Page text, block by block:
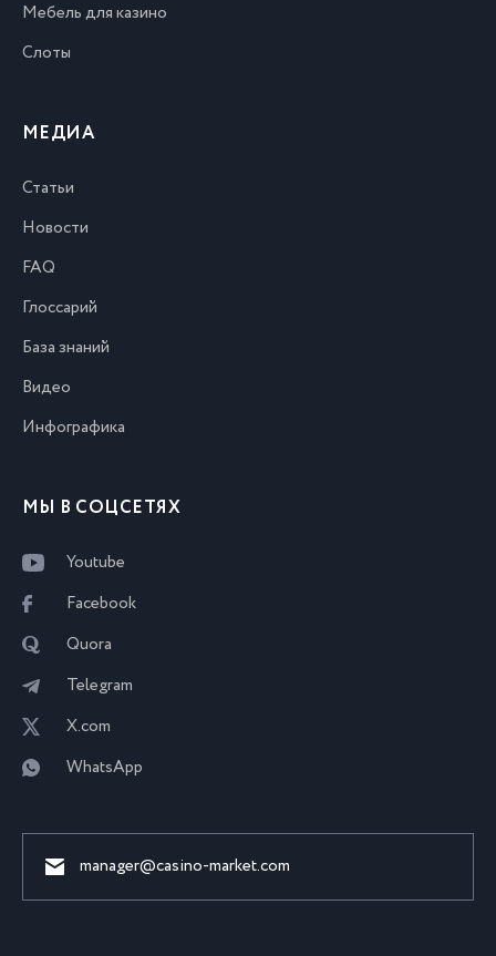
Мебель для казино
Слоты
МЕДИА
Статьи
Новости
FAQ
Глоссарий
База знаний
Видео
Инфографика
МЫ В СОЦСЕТЯХ
Youtube
Facebook
Quora
Telegram
X.com
WhatsApp
manager@casino-market.com